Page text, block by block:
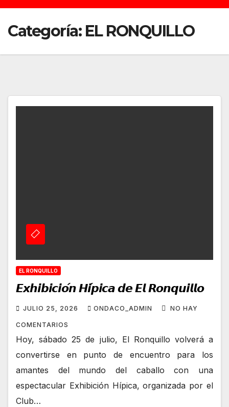
Categoría: EL RONQUILLO
EL RONQUILLO
𝙀𝙭𝙝𝙞𝙗𝙞𝙘𝙞𝙤́𝙣 𝙃𝙞́𝙥𝙞𝙘𝙖 𝙙𝙚 𝙀𝙡 𝙍𝙤𝙣𝙦𝙪𝙞𝙡𝙡𝙤
JULIO 25, 2026 ONDACO_ADMIN NO HAY
COMENTARIOS
Hoy, sábado 25 de julio, El Ronquillo volverá a
convertirse en punto de encuentro para los
amantes del mundo del caballo con una
espectacular Exhibición Hípica, organizada por el
Club…